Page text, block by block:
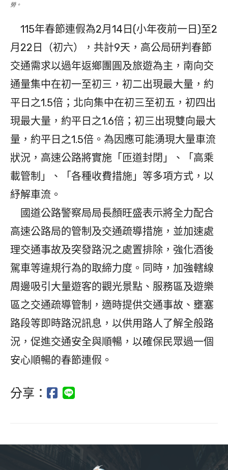
勞。
115年春節連假為2月14日(小年夜前一日)至2
月22日（初六），共計9天，高公局研判春節
交通需求以過年返鄉團圓及旅遊為主，南向交
通量集中在初一至初三，初二出現最大量，約
平日之1.5倍；北向集中在初三至初五，初四出
現最大量，約平日之1.6倍；初三出現雙向最大
量，約平日之1.5倍。為因應可能湧現大量車流
狀況，高速公路將實施「匝道封閉」、「高乘
載管制」、「各種收費措施」等多項方式，以
紓解車流。
國道公路警察局局長顏旺盛表示將全力配合
高速公路局的管制及交通疏導措施，並加速處
理交通事故及突發路況之處置排除，強化酒後
駕車等違規行為的取締力度。同時，加強轄線
周邊吸引大量遊客的觀光景點、服務區及遊樂
區之交通疏導管制，適時提供交通事故、壅塞
路段等即時路況訊息，以供用路人了解全般路
況，促進交通安全與順暢，以確保民眾過一個
安心順暢的春節連假。
分享：